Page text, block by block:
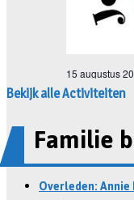
Bekijk alle Activiteiten
Familie
Overleden: